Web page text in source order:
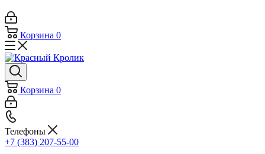
Корзина 0
Корзина 0
Телефоны
+7 (383) 207-55-00